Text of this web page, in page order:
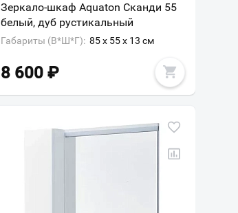
Зеркало-шкаф Aquaton Сканди 55
белый, дуб рустикальный
Габариты (В*Ш*Г): 85 x 55 x 13 см
8 600 ₽